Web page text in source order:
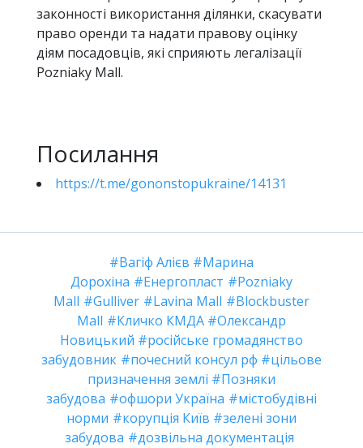
законності використання ділянки, скасувати
право оренди та надати правову оцінку
діям посадовців, які сприяють легалізації
Pozniaky Mall.
Посилання
https://t.me/gononstopukraine/14131
Вагіф Алієв
Марина
Дорохіна
Енергопласт
Pozniaky
Mall
Gulliver Lavina Mall
Blockbuster
Mall
Кличко КМДА
Олександр
Новицький
російське громадянство
забудовник
почесний консул рф
цільове
призначення землі
Позняки
забудова
офшори Україна
містобудівні
норми
корупція Київ
зелені зони
забудова
дозвільна документація